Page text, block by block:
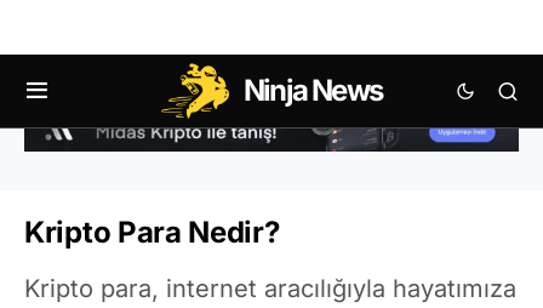
Ninja News
Kripto Para Nedir?
Kripto para, internet aracılığıyla hayatımıza